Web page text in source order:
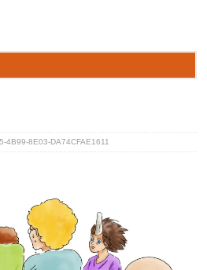
4B99-8E03-DA74CFAE1611